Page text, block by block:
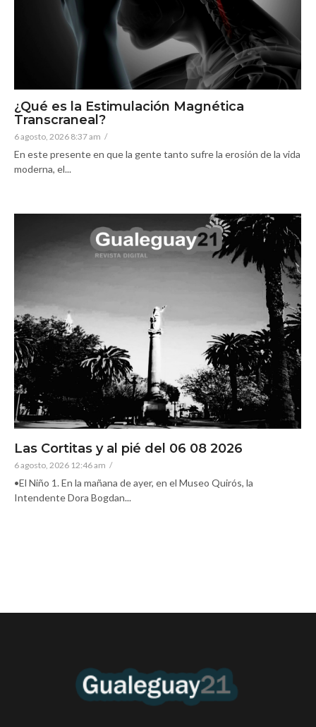
¿Qué es la Estimulación Magnética
Transcraneal?
6 agosto, 2026 8:37 am /
En este presente en que la gente tanto sufre la erosión de la vida
moderna, el...
Las Cortitas y al pié del 06 08 2026
6 agosto, 2026 12:46 am /
•El Niño 1. En la mañana de ayer, en el Museo Quirós, la
Intendente Dora Bogdan...